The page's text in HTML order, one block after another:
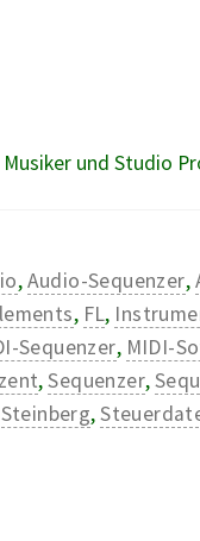
und Studio
,Audio-Sequenzer,
, FL,
Sequenzer, MIDI-
,Sequenzer,
Steinberg,